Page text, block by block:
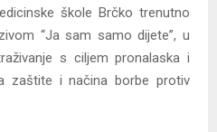
škole Brčko trenutno
“Ja sam samo dijete”, u
s ciljem pronalaska i
zaštite i načina borbe protiv